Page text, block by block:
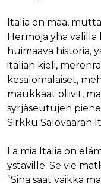
Italia on maa,
Hermoja yhä välillä
huimaava historia,
italian kieli,
kesälomalaiset,
maukkaat oliivit,
syrjäseutujen
Sirkku Salovaaran
La mia Italia on
ystäville. Se vie
”Sinä saat vaikka